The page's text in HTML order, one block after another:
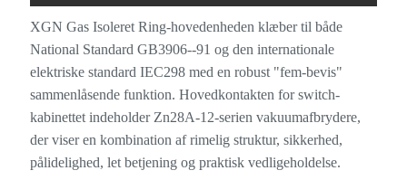
isolerede switchgear -egenskaber
XGN Gas Isoleret Ring-hovedenheden klæber til både
National Standard GB3906--91 og den internationale
elektriske standard IEC298 med en robust "fem-bevis"
sammenlåsende funktion. Hovedkontakten for switch-
kabinettet indeholder Zn28A-12-serien vakuumafbrydere,
der viser en kombination af rimelig struktur, sikkerhed,
pålidelighed, let betjening og praktisk vedligeholdelse.